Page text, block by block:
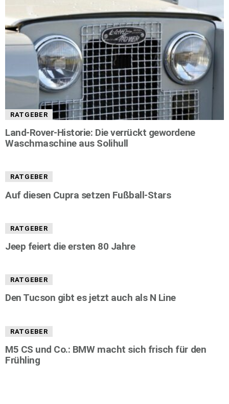
RATGEBER
Land-Rover-Historie: Die verrückt gewordene
Waschmaschine aus Solihull
RATGEBER
Auf diesen Cupra setzen Fußball-Stars
RATGEBER
Jeep feiert die ersten 80 Jahre
RATGEBER
Den Tucson gibt es jetzt auch als N Line
RATGEBER
M5 CS und Co.: BMW macht sich frisch für den
Frühling